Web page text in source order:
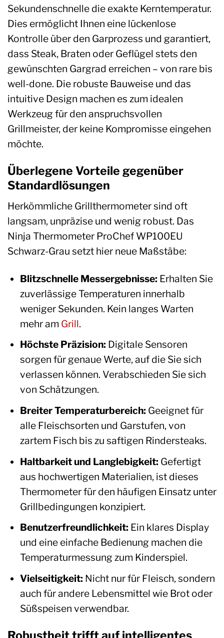
Sekundenschnelle die exakte Kerntemperatur.
Dies ermöglicht Ihnen eine lückenlose
Kontrolle über den Garprozess und garantiert,
dass Steak, Braten oder Geflügel stets den
gewünschten Gargrad erreichen – von rare bis
well-done. Die robuste Bauweise und das
intuitive Design machen es zum idealen
Werkzeug für den anspruchsvollen
Grillmeister, der keine Kompromisse eingehen
möchte.
Überlegene Vorteile gegenüber
Standardlösungen
Herkömmliche Grillthermometer sind oft
langsam, unpräzise und wenig robust. Das
Ninja Thermometer ProChef WP100EU
Schwarz-Grau setzt hier neue Maßstäbe:
Blitzschnelle Messergebnisse: Erhalten Sie
zuverlässige Temperaturen innerhalb
weniger Sekunden. Kein langes Warten
mehr am Grill.
Höchste Präzision: Digitale Sensoren
sorgen für genaue Werte, auf die Sie sich
verlassen können. Verabschieden Sie sich
von Schätzungen.
Breiter Temperaturbereich: Geeignet für
alle Fleischsorten und Garstufen, von
zartem Fisch bis zu saftigen Rindersteaks.
Haltbarkeit und Langlebigkeit: Gefertigt
aus hochwertigen Materialien, ist dieses
Thermometer für den häufigen Einsatz unter
Grillbedingungen konzipiert.
Benutzerfreundlichkeit: Ein klares Display
und eine einfache Bedienung machen die
Temperaturmessung zum Kinderspiel.
Vielseitigkeit: Nicht nur für Fleisch, sondern
auch für andere Lebensmittel wie Brot oder
Süßspeisen verwendbar.